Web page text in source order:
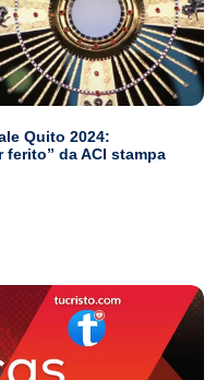
Quito 2024:
da ACI stampa